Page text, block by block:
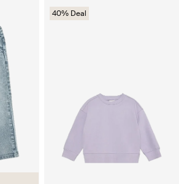
40% Deal